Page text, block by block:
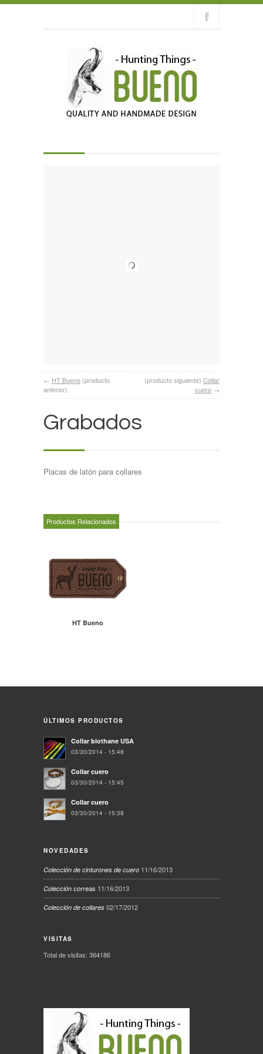
← HT Bueno (producto
anterior)
(producto siguiente) Collar
cuero →
Grabados
Placas de latón para collares
Productos Relacionados
HT Bueno
ÚLTIMOS PRODUCTOS
Collar biothane USA
03/30/2014 - 15:48
Collar cuero
03/30/2014 - 15:45
Collar cuero
03/30/2014 - 15:38
NOVEDADES
Colección de cinturones de cuero 11/16/2013
Colección correas 11/16/2013
Colección de collares 02/17/2012
VISITAS
Total de visitas: 364186